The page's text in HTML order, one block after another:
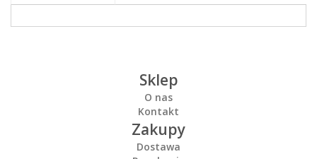
Sklep
O nas
Kontakt
Zakupy
Dostawa